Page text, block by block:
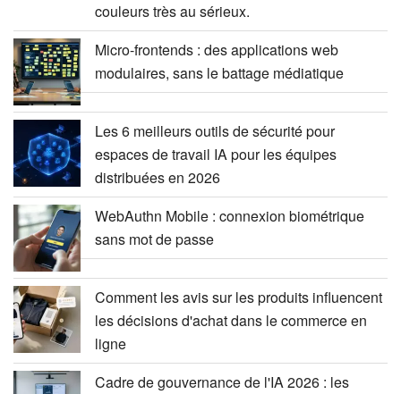
couleurs très au sérieux.
Micro-frontends : des applications web
modulaires, sans le battage médiatique
Les 6 meilleurs outils de sécurité pour
espaces de travail IA pour les équipes
distribuées en 2026
WebAuthn Mobile : connexion biométrique
sans mot de passe
Comment les avis sur les produits influencent
les décisions d'achat dans le commerce en
ligne
Cadre de gouvernance de l'IA 2026 : les